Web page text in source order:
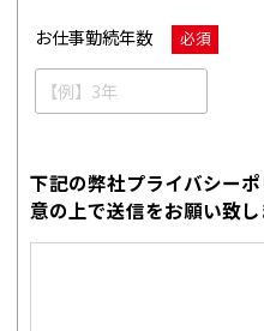
お仕事勤続年数 必須
下記の弊社プライバシー
意の上で送信をお願い致し